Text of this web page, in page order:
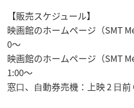
【販売スケジュール】
映画館のホームページ（SMT
0〜
映画館のホームページ（SMT
1:00〜
窓⼝、⾃動券売機：上映 2 ⽇前